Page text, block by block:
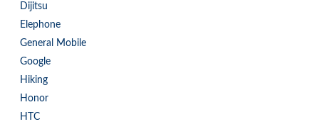
Dijitsu
Elephone
General Mobile
Google
Hiking
Honor
HTC